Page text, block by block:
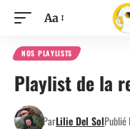
Aa
NOS PLAYLISTS
Playlist de la
ParLilie Del Sol